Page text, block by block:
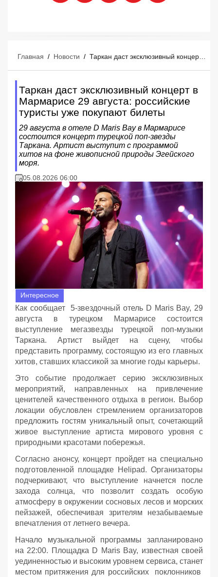
Главная / Новости /
Таркан даст эксклюзивный концерт в
Мармарисе 29 августа: российские
туристы уже покупают билеты
29 августа в отеле D Maris Bay в Мармарисе
состоится концерт турецкой поп-звезды
Таркана. Артист выступит с программой
хитов на фоне живописной природы Эгейского
моря.
05.08.2026 06:00
Интересное
Как сообщает 5-звездочный отель D Maris Bay, 29
августа в турецком Мармарисе состоится
выступление мегазвезды турецкой поп-музыки
Таркана. Артист выйдет на сцену, чтобы
представить программу, состоящую из его главных
хитов, ставших классикой за многие годы карьеры.
Это событие продолжает серию эксклюзивных
мероприятий, направленных на привлечение
ценителей качественного отдыха в регион. Выбор
локации обусловлен стремлением организаторов
предложить гостям уникальный опыт, сочетающий
живое выступление артиста мирового уровня с
природными красотами побережья.
Согласно анонсу, концерт пройдет на специально
подготовленной площадке Helipad. Организаторы
подчеркивают, что выступление начнется после
захода солнца, что позволит создать особую
атмосферу в окружении сосновых лесов и морских
пейзажей, обеспечивая зрителям незабываемые
впечатления от летнего вечера.
Начало музыкальной программы запланировано
на 22:00. Площадка D Maris Bay, известная своей
уединенностью и высоким уровнем сервиса, станет
местом притяжения для российских поклонников